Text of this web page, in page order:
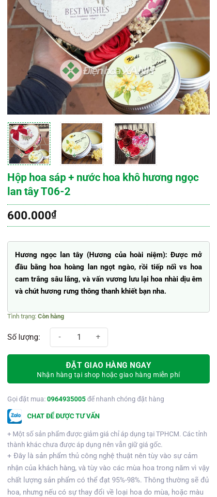
Hộp hoa sáp + nước hoa khô hương ngọc
lan tây T06-2
600.000₫
Hương ngọc lan tây (Hương của hoài niệm): Được mở
đầu bằng hoa hoàng lan ngọt ngào, rồi tiếp nối vs hoa
cam trắng sâu lắng, và vấn vương lưu lại hoa nhài dịu êm
và chút hương rưng thông thanh khiết bạn nha.
Còn hàng
Hộp hoa sáp + nước hoa khô hương ngọc lan tây T06-2 số lượng
ĐẶT GIAO HÀNG NGAY
Nhận hàng tại shop hoặc giao hàng miễn phí
Gọi đặt mua:0964935005để nhanh chóng đặt hàng
CHAT ĐỂ ĐƯỢC TƯ VẤN
+ Một số sản phẩm được giảm giá chỉ áp dụng tại TPHCM. Các tỉnh
thành khác chưa được áp dụng nên vẫn giữ giá gốc.
+ Đây là sản phẩm thủ công nghệ thuật nên tùy vào sự cảm
nhận của khách hàng, và tùy vào các mùa hoa trong năm vì vậy
chất lượng sản phẩm có thể đạt 95%-98%. Thông thường sẽ đủ
hoa, nhưng nếu có sự thay đổi về loại hoa do mùa, hoặc màu